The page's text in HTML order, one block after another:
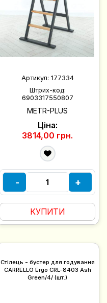
Артикул: 177334
Штрих-код:
6903317550807
METR-PLUS
Ціна:
3814,00 грн.
- +
КУПИТИ
Стілець - бустер для годування
CARRELLO Ergo CRL-8403 Ash
Green/4/ (шт.)